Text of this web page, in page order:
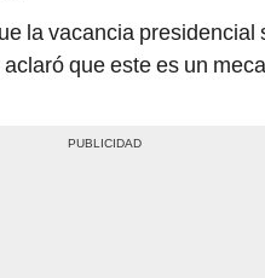
la vacancia presidencial
que este es un